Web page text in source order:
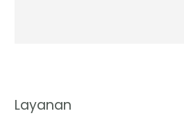
Layanan